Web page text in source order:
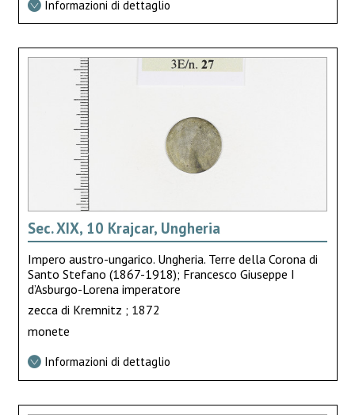
Informazioni di dettaglio
Sec. XIX, 10 Krajcar, Ungheria
Impero austro-ungarico. Ungheria. Terre della Corona di
Santo Stefano (1867-1918); Francesco Giuseppe I
d’Asburgo-Lorena imperatore
zecca di Kremnitz ; 1872
monete
Informazioni di dettaglio